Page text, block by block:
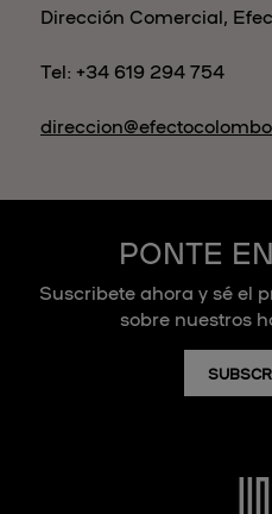
Dirección Comercial,
Tel: +34 619 294 754
PONTE
Suscribete ahora y sé el
sobre nuestros